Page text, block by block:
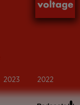
2023 2022